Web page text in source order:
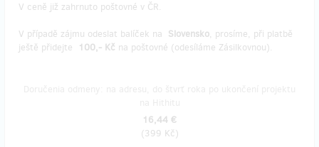
V ceně již zahrnuto poštovné v ČR.
V případě zájmu odeslat balíček na Slovensko, prosíme, při platbě
ještě přidejte
100,- Kč na poštovné (odesíláme Zásilkovnou).
16,44 €
(399 Kč)